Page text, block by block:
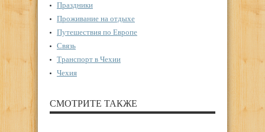
Праздники
Проживание на отдыхе
Путешествия по Европе
Связь
Транспорт в Чехии
Чехия
СМОТРИТЕ ТАКЖЕ